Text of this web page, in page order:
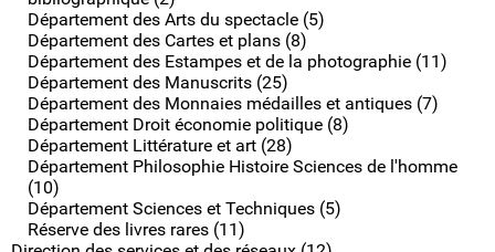
Département des Arts du spectacle (5)
Département des Cartes et plans (8)
Département des Estampes et de la photographie (11)
Département des Manuscrits (25)
Département des Monnaies médailles et antiques (7)
Département Droit économie politique (8)
Département Littérature et art (28)
Département Philosophie Histoire Sciences de l'homme
(10)
Département Sciences et Techniques (5)
Réserve des livres rares (11)